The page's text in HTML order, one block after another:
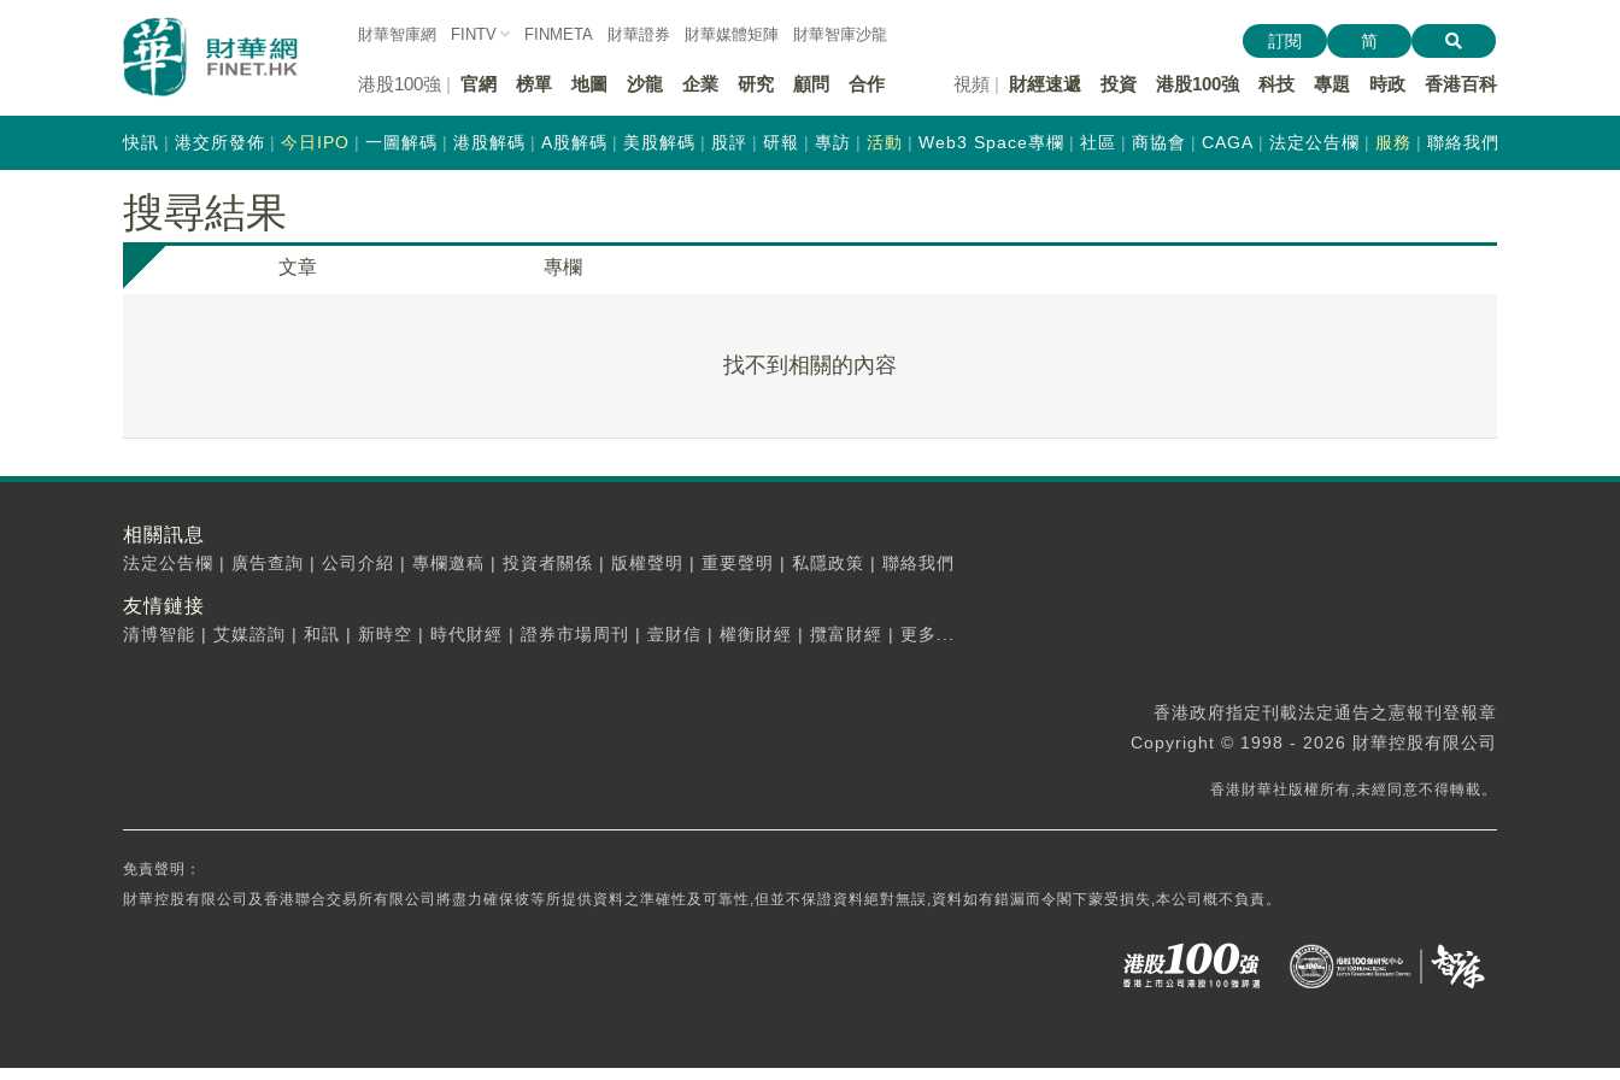
財華智庫網 FINTV FINMETA 財華證券 財華媒體矩陣 財華智庫沙龍
港股100強 官網 榜單 地圖 沙龍 企業 研究 顧問 合作 視頻 財經速遞 投資 港股100強 科技 專題 時政 香港百科
訂閱 简
快訊 港交所發佈 今日IPO 一圖解碼 港股解碼 A股解碼 美股解碼 股評 研報 專訪 活動 Web3 Space專欄 社區 商協會 CAGA 法定公告欄 服務 聯絡我們
搜尋結果
文章 專欄
找不到相關的內容
相關訊息
法定公告欄 | 廣告查詢 | 公司介紹 | 專欄邀稿 | 投資者關係 | 版權聲明 | 重要聲明 | 私隱政策 | 聯絡我們
友情鏈接
清博智能 | 艾媒諮詢 | 和訊 | 新時空 | 時代財經 | 證券市場周刊 | 壹財信 | 權衡財經 | 攬富財經 | 更多...
香港政府指定刊載法定通告之憲報刊登報章
Copyright © 1998 - 2026 財華控股有限公司
香港財華社版權所有,未經同意不得轉載。
免責聲明：
財華控股有限公司及香港聯合交易所有限公司將盡力確保彼等所提供資料之準確性及可靠性,但並不保證資料絕對無誤,資料如有錯漏而令閣下蒙受損失,本公司概不負責。